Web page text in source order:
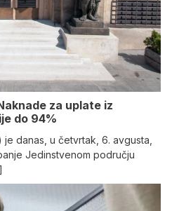
za uplate iz
do 94%
je danas, u četvrtak, 6. avgusta,
Jedinstvenom području